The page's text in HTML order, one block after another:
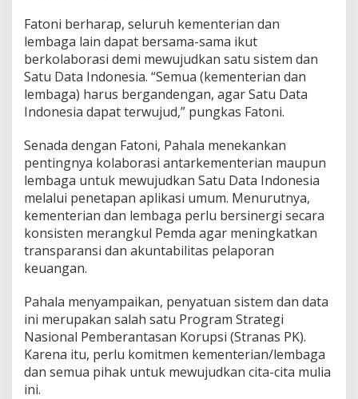
n
a
n
d
a
n
K
e
a
n
g
a
n
D
a
e
h
Fatoni berharap, seluruh kementerian dan
lembaga lain dapat bersama-sama ikut
berkolaborasi demi mewujudkan satu sistem dan
Satu Data Indonesia. “Semua (kementerian dan
lembaga) harus bergandengan, agar Satu Data
Indonesia dapat terwujud,” pungkas Fatoni.
Senada dengan Fatoni, Pahala menekankan
pentingnya kolaborasi antarkementerian maupun
lembaga untuk mewujudkan Satu Data Indonesia
melalui penetapan aplikasi umum. Menurutnya,
kementerian dan lembaga perlu bersinergi secara
konsisten merangkul Pemda agar meningkatkan
transparansi dan akuntabilitas pelaporan
keuangan.
Pahala menyampaikan, penyatuan sistem dan data
ini merupakan salah satu Program Strategi
Nasional Pemberantasan Korupsi (Stranas PK).
Karena itu, perlu komitmen kementerian/lembaga
dan semua pihak untuk mewujudkan cita-cita mulia
ini.